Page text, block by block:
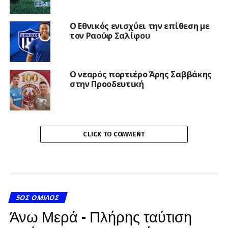
Ο Εθνικός ενισχύει την επίθεση με
τον Ραούφ Σαλίφου
Ο νεαρός πορτιέρο Άρης Σαββάκης
στην Προοδευτική
CLICK TO COMMENT
5ΟΣ ΌΜΙΛΟΣ
Άνω Μερά – Πλήρης ταύτιση